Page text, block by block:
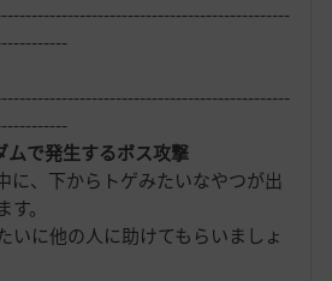
ムで発生するボス攻撃
に、下からトゲみたいなやつが出
。
いに他の人に助けてもらいましょ